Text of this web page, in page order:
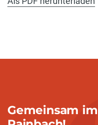
Gemeinsam